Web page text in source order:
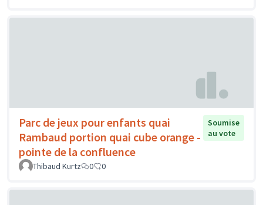
Parc de jeux pour enfants quai
Rambaud portion quai cube orange -
pointe de la confluence
Soumise
au vote
Thibaud Kurtz 0 0